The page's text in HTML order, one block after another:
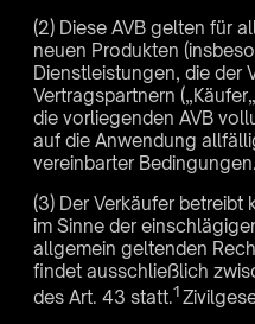
(2) Diese AVB gelten für
neuen Produkten
Dienstleistungen, die der
Vertragspartnern
die vorliegenden AVB
auf die Anwendung
vereinbarter Bedingungen.
(3) Der Verkäufer
im Sinne der
allgemein geltenden
findet ausschließlich
des Art. 43 statt.1